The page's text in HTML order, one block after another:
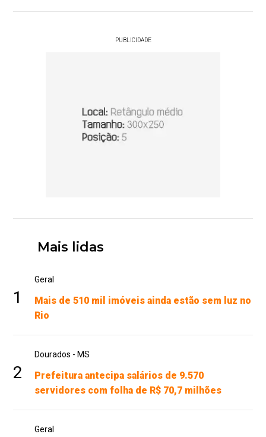
PUBLICIDADE
Mais lidas
1
Geral
Mais de 510 mil imóveis ainda estão sem luz no
Rio
2
Dourados - MS
Prefeitura antecipa salários de 9.570
servidores com folha de R$ 70,7 milhões
Geral